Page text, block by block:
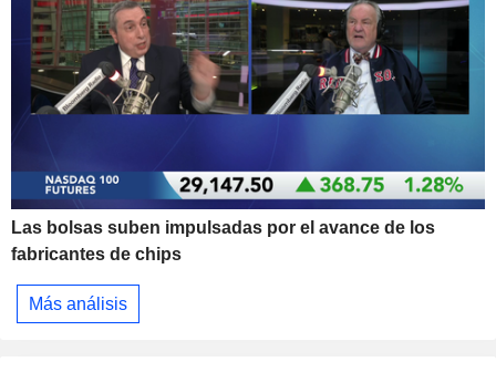
Las bolsas suben impulsadas por el avance de los
fabricantes de chips
Más análisis